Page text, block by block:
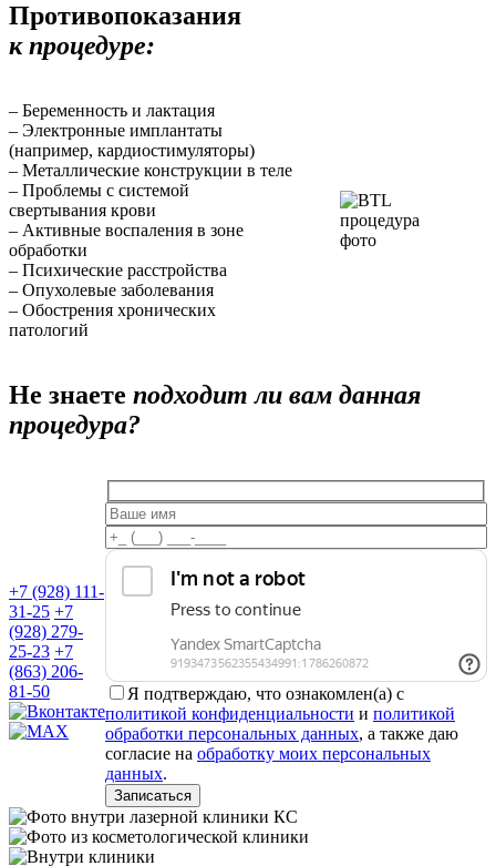
Противопоказания
к процедуре:
– Беременность и лактация
– Электронные имплантаты
(например, кардиостимуляторы)
– Металлические конструкции в теле
– Проблемы с системой
свертывания крови
– Активные воспаления в зоне
обработки
– Психические расстройства
– Опухолевые заболевания
– Обострения хронических
патологий
Не знаете подходит ли вам данная
процедура?
+7 (928) 111-
31-25 +7
(928) 279-
25-23 +7
(863) 206-
81-50
Я подтверждаю, что ознакомлен(а) с
политикой конфиденциальности и политикой
обработки персональных данных, а также даю
согласие на обработку моих персональных
данных.